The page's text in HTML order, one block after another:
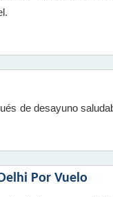
de desayuno
Por Vuelo